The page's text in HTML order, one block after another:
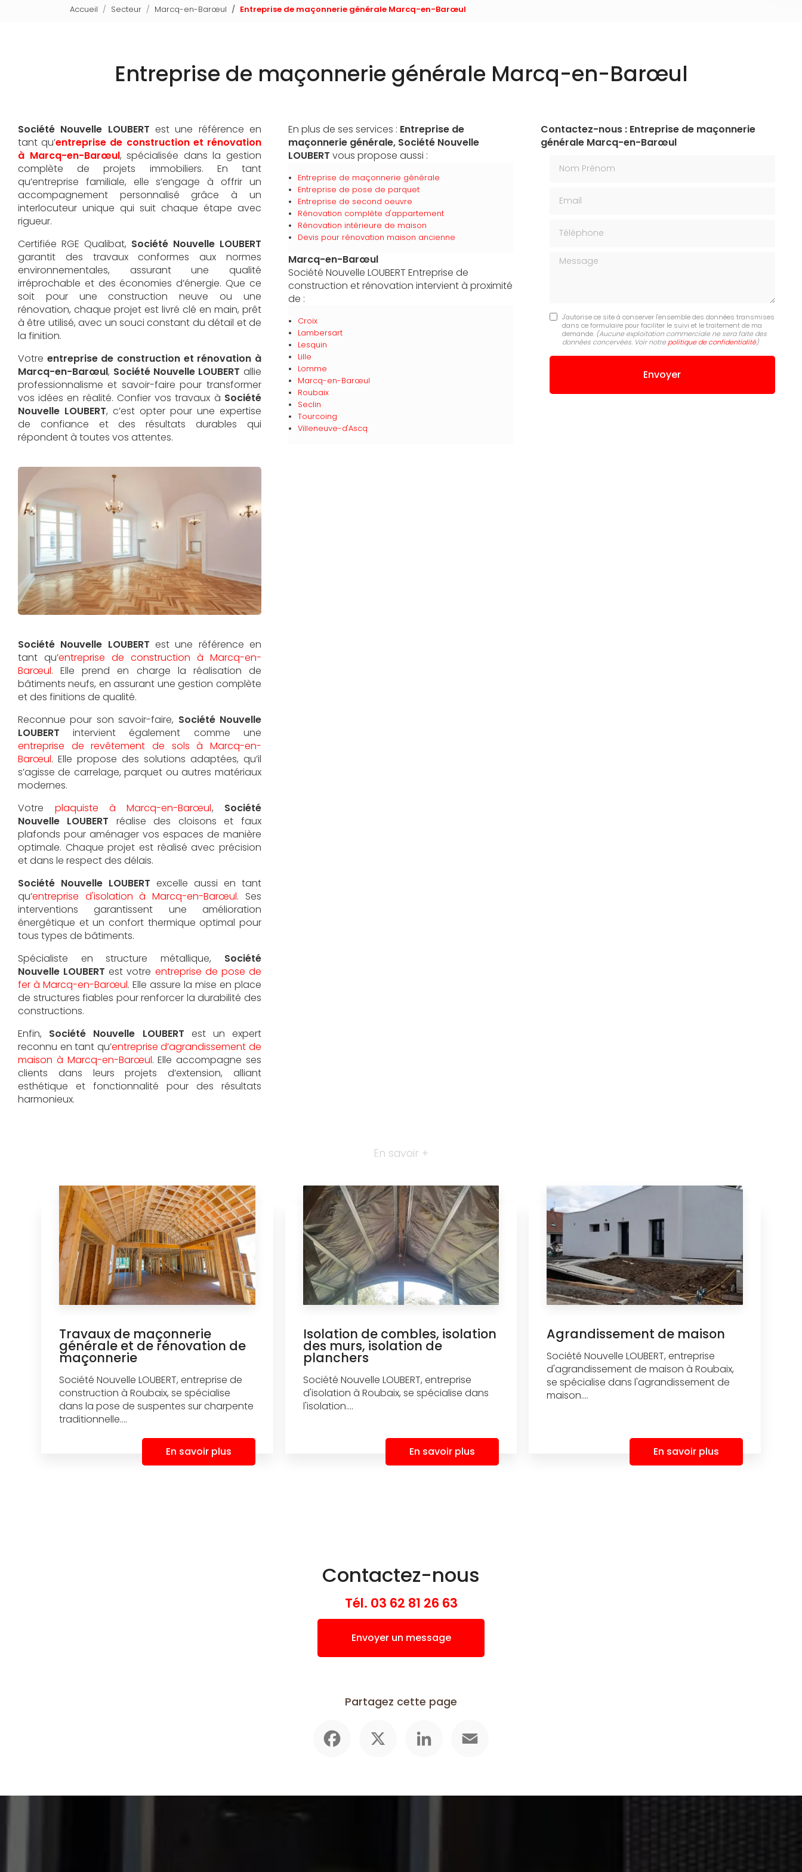
Accueil Secteur Marcq-en-Barœul Entreprise de maçonnerie générale Marcq-en-Barœul
Entreprise de maçonnerie générale Marcq-en-Barœul
Société Nouvelle LOUBERT est une référence en
tant qu’entreprise de construction et rénovation
à Marcq-en-Barœul, spécialisée dans la gestion
complète de projets immobiliers. En tant
qu’entreprise familiale, elle s’engage à offrir un
accompagnement personnalisé grâce à un
interlocuteur unique qui suit chaque étape avec
rigueur.
Certifiée RGE Qualibat, Société Nouvelle LOUBERT
garantit des travaux conformes aux normes
environnementales, assurant une qualité
irréprochable et des économies d’énergie. Que ce
soit pour une construction neuve ou une
rénovation, chaque projet est livré clé en main, prêt
à être utilisé, avec un souci constant du détail et de
la finition.
Votre entreprise de construction et rénovation à
Marcq-en-Barœul, Société Nouvelle LOUBERT allie
professionnalisme et savoir-faire pour transformer
vos idées en réalité. Confier vos travaux à Société
Nouvelle LOUBERT, c’est opter pour une expertise
de confiance et des résultats durables qui
répondent à toutes vos attentes.
Société Nouvelle LOUBERT est une référence en
tant qu’entreprise de construction à Marcq-en-
Barœul. Elle prend en charge la réalisation de
bâtiments neufs, en assurant une gestion complète
et des finitions de qualité.
Reconnue pour son savoir-faire, Société Nouvelle
LOUBERT intervient également comme une
entreprise de revêtement de sols à Marcq-en-
Barœul. Elle propose des solutions adaptées, qu’il
s’agisse de carrelage, parquet ou autres matériaux
modernes.
Votre plaquiste à Marcq-en-Barœul, Société
Nouvelle LOUBERT réalise des cloisons et faux
plafonds pour aménager vos espaces de manière
optimale. Chaque projet est réalisé avec précision
et dans le respect des délais.
Société Nouvelle LOUBERT excelle aussi en tant
qu’entreprise d'isolation à Marcq-en-Barœul. Ses
interventions garantissent une amélioration
énergétique et un confort thermique optimal pour
tous types de bâtiments.
Spécialiste en structure métallique, Société
Nouvelle LOUBERT est votre entreprise de pose de
fer à Marcq-en-Barœul. Elle assure la mise en place
de structures fiables pour renforcer la durabilité des
constructions.
Enfin, Société Nouvelle LOUBERT est un expert
reconnu en tant qu’entreprise d’agrandissement de
maison à Marcq-en-Barœul. Elle accompagne ses
clients dans leurs projets d’extension, alliant
esthétique et fonctionnalité pour des résultats
harmonieux.
En plus de ses services : Entreprise de
maçonnerie générale, Société Nouvelle
LOUBERT vous propose aussi :
Entreprise de maçonnerie générale
Entreprise de pose de parquet
Entreprise de second oeuvre
Rénovation complète d'appartement
Rénovation intérieure de maison
Devis pour rénovation maison ancienne
Marcq-en-Barœul
Société Nouvelle LOUBERT Entreprise de
construction et rénovation intervient à proximité
de :
Croix
Lambersart
Lesquin
Lille
Lomme
Marcq-en-Barœul
Roubaix
Seclin
Tourcoing
Villeneuve-d'Ascq
Contactez-nous : Entreprise de maçonnerie
générale Marcq-en-Barœul
Message
J'autorise ce site à conserver l'ensemble des données transmises
dans ce formulaire pour faciliter le suivi et le traitement de ma
demande. (Aucune exploitation commerciale ne sera faite des
données concervées. Voir notre politique de confidentialité)
En savoir +
Travaux de maçonnerie
générale et de rénovation de
maçonnerie
Société Nouvelle LOUBERT, entreprise de
construction à Roubaix, se spécialise
dans la pose de suspentes sur charpente
traditionnelle....
En savoir plus
Isolation de combles, isolation
des murs, isolation de
planchers
Société Nouvelle LOUBERT, entreprise
d'isolation à Roubaix, se spécialise dans
l'isolation....
En savoir plus
Agrandissement de maison
Société Nouvelle LOUBERT, entreprise
d'agrandissement de maison à Roubaix,
se spécialise dans l'agrandissement de
maison....
En savoir plus
Contactez-nous
Tél. 03 62 81 26 63
Envoyer un message
Partagez cette page